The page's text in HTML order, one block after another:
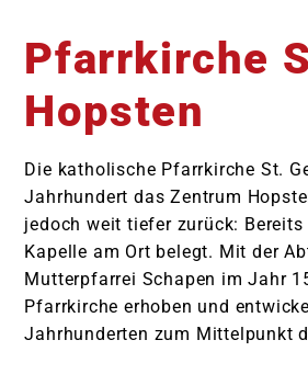
Pfarrkirche St. Agatha
Kirche St. Mariä-
Kapelle im St. Elisabeth
Pfarrkirche St. Georg
Pfarrkirche
Hopsten
Die katholische Pfarrkirche St.
Jahrhundert das Zentrum
jedoch weit tiefer zurück:
Kapelle am Ort belegt. Mit der
Mutterpfarrei Schapen im Jahr
Pfarrkirche erhoben und
Jahrhunderten zum Mittelpunkt